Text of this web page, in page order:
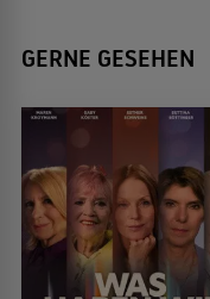
GERNE GESEHEN